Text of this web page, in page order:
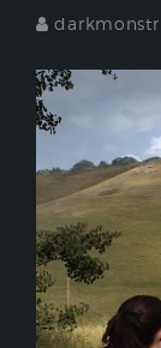
darkmonstr